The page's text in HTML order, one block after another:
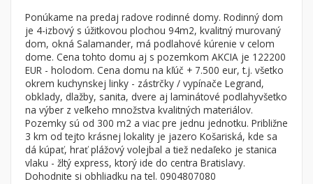
Lokalita
×
×
Bratislavský (kraj)
Byt
Garsónky
Dvojgarsónky
1-izbové
2-izbové
Dom
Vila
Chalupa
Ponúkame na predaj radove rodinné domy. Rodinný dom
je 4-izbový s úžitkovou plochou 94m2, kvalitný murovaný
dom, okná Salamander, má podlahové kúrenie v celom
dome. Cena tohto domu aj s pozemkom AKCIA je 122200
EUR - holodom. Cena domu na kľúč + 7.500 eur, t.j. všetko
okrem kuchynskej linky - zástrčky / vypínače Legrand,
obklady, dlažby, sanita, dvere aj laminátové podlahyvšetko
na výber z veľkeho množstva kvalitných materiálov.
Pozemky sú od 300 m2 a viac pre jednu jednotku. Približne
3 km od tejto krásnej lokality je jazero Košariská, kde sa
dá kúpať, hrať plážový volejbal a tiež nedaľeko je stanica
vlaku - žltý express, ktorý ide do centra Bratislavy.
Dohodnite si obhliadku na tel. 0904807080